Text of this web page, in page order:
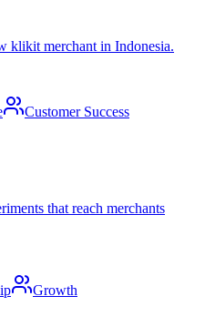
klikit merchant in Indonesia.
Customer Success
that reach merchants
Growth